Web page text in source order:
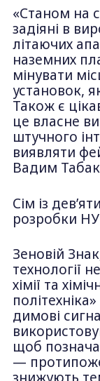
«Станом на
задіяні в
літаючих
наземних
мінувати
установок,
Також є
це власне
штучного
виявляти
Вадим
Сім із
розробки НУ
Зеновій
технології
хімії та
димові
щоб
—